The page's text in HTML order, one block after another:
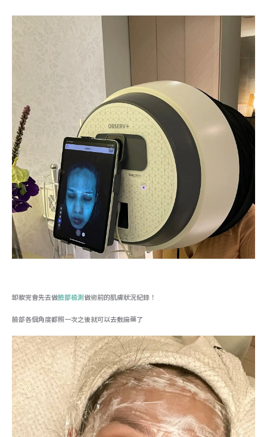
卸妝完會先去做臉部檢測做術前的肌膚狀況紀錄！
臉部各個角度都照一次之後就可以去敷麻藥了